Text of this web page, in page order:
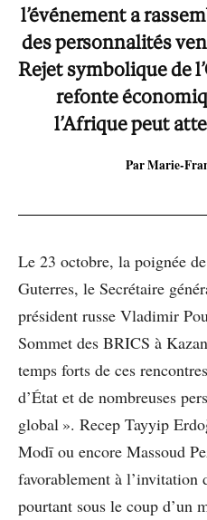
l’événement a
des personnalités
Rejet symbolique de
refonte
l’Afrique peut
Par Marie-
Le 23 octobre, la poignée
Guterres, le Secrétaire
président russe Vladimir
Sommet des BRICS à
temps forts de ces
d’État et de nombreuses
global ». Recep Tayyip
Modī ou encore Massoud
favorablement à
pourtant sous le coup d’un